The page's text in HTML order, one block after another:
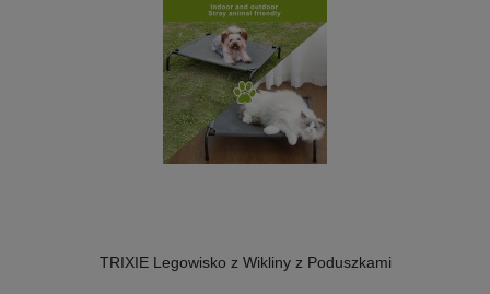
TRIXIE Legowisko z Wikliny z Poduszkami